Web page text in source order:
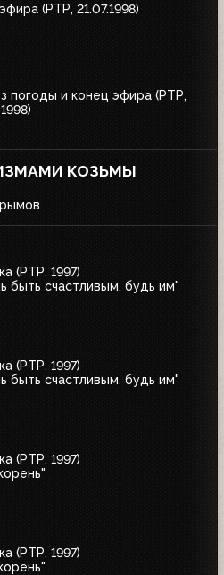
(РТР, 21.07.1998)
погоды и конец эфира (РТР,
КОЗЬМЫ
(РТР, 1997)
быть счастливым, будь им"
(РТР, 1997)
быть счастливым, будь им"
(РТР, 1997)
(РТР, 1997)